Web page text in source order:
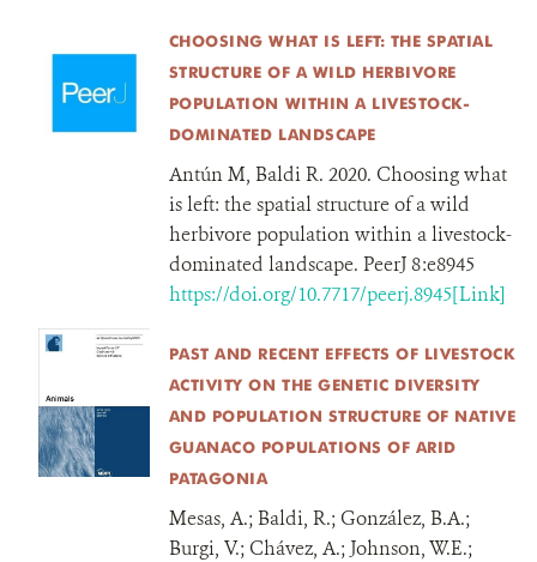
CHOOSING WHAT IS LEFT: THE SPATIAL
STRUCTURE OF A WILD HERBIVORE
POPULATION WITHIN A LIVESTOCK-
DOMINATED LANDSCAPE
Antún M, Baldi R. 2020. Choosing what
is left: the spatial structure of a wild
herbivore population within a livestock-
dominated landscape. PeerJ 8:e8945
https://doi.org/10.7717/peerj.8945[Link]
PAST AND RECENT EFFECTS OF LIVESTOCK
ACTIVITY ON THE GENETIC DIVERSITY
AND POPULATION STRUCTURE OF NATIVE
GUANACO POPULATIONS OF ARID
PATAGONIA
Mesas, A.; Baldi, R.; González, B.A.;
Burgi, V.; Chávez, A.; Johnson, W.E.;